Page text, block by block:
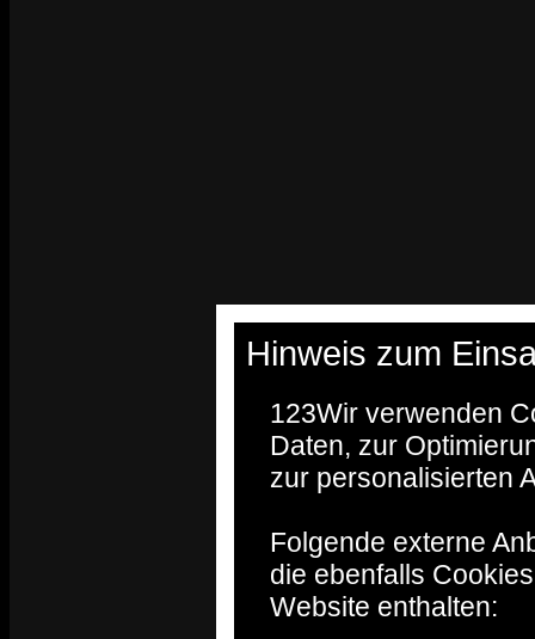
Hinweis zum
123Wir verwenden
Daten, zur
zur personalisierten
Folgende externe
die ebenfalls
Website enthalten: